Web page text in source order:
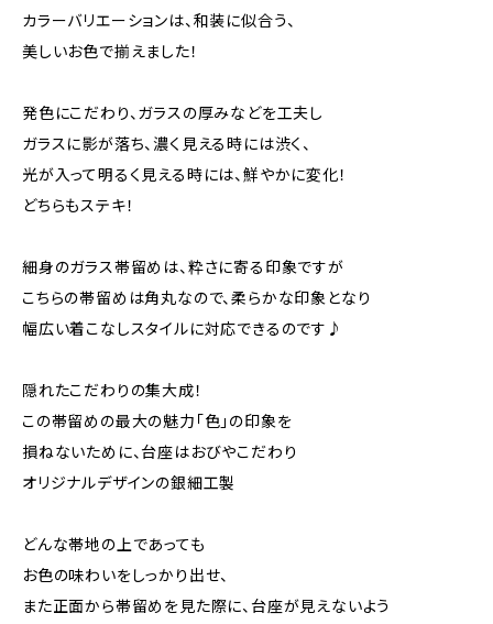
カラーバリエーションは、和装に似合う、
美しいお色で揃えました！
発色にこだわり、ガラスの厚みなどを工夫し
ガラスに影が落ち、濃く見える時には渋く、
光が入って明るく見える時には、鮮やかに変化！
どちらもステキ！
細身のガラス帯留めは、粋さに寄る印象ですが
こちらの帯留めは角丸なので、柔らかな印象となり
幅広い着こなしスタイルに対応できるのです♪
隠れたこだわりの集大成！
この帯留めの最大の魅力「色」の印象を
損ねないために、台座はおびやこだわり
オリジナルデザインの銀細工製
どんな帯地の上であっても
お色の味わいをしっかり出せ、
また正面から帯留めを見た際に、台座が見えないよう